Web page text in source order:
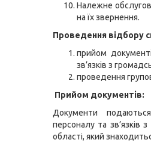
Належне
на їх звернення.
Проведення відбору
прийом
зв’язків з
проведення
Прийом документів:
Документи
персоналу та
області, який